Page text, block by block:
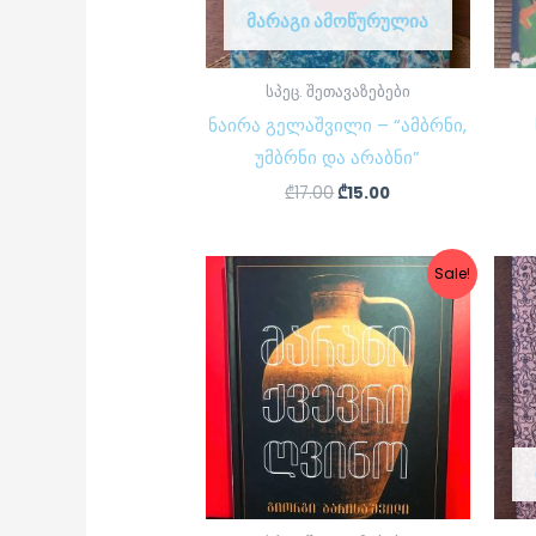
ᲛᲐᲠᲐᲒᲘ ᲐᲛᲝᲬᲣᲠᲣᲚᲘᲐ
სპეც. შეთავაზებები
ნაირა გელაშვილი – “ამბრნი,
უმბრნი და არაბნი”
₾17.00₾15.00
Sale!
Original
price
was:
₾79.95.
Current
price
is:
₾59.00.